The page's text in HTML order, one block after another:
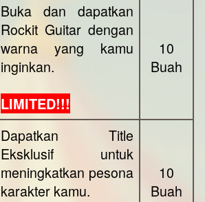
Buka dan dapatkan
Rockit Guitar dengan
warna yang kamu
inginkan.
LIMITED!!!
10
Buah
Dapatkan Title
Eksklusif untuk
meningkatkan pesona
karakter kamu.
10
Buah